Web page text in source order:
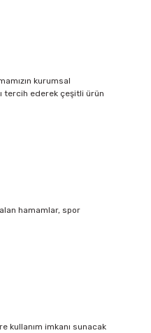
kurumsal
tercih ederek çeşitli ürün
hamamlar, spor
kullanım imkanı sunacak